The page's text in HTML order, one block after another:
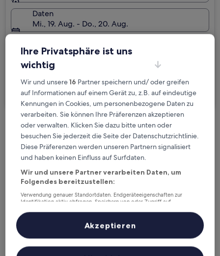
Daten
Mi., 19. Aug. - Do., 20. Aug.
2 Reisende, 1 Zimmer
Ich reise geschäftlich
Suchen
Kostenlose Stornierung bei
Planänderungen
Verdiene Prämien für jede
wahrgenommene Übernachtung
Überprüfe die Preise für diese Daten
Ihre Privatsphäre ist uns
wichtig
Wir und unsere16 Partner speichern und/ oder greifen
auf Informationen auf einem Gerät zu, z.B. auf eindeutige
Kennungen in Cookies, um personenbezogene Daten zu
verarbeiten. Sie können Ihre Präferenzen akzeptieren
oder verwalten. Klicken Sie dazu bitte unten oder
besuchen Sie jederzeit die Seite der Datenschutzrichtlinie.
Diese Präferenzen werden unseren Partnern signalisiert
und haben keinen Einfluss auf Surfdaten.
Wir und unsere Partner verarbeiten Daten, um
Folgendes bereitzustellen:
Verwendung genauer Standortdaten. Endgeräteeigenschaften zur
Identifikation aktiv abfragen. Speichern von oder Zugriff auf
Inhalte, Messung von Werbeleistung und der Performance von Inhalten,
Zielgruppenforschung sowie Entwicklung und Verbesserung von
Liste der Partner (Lieferanten)
Akzeptieren